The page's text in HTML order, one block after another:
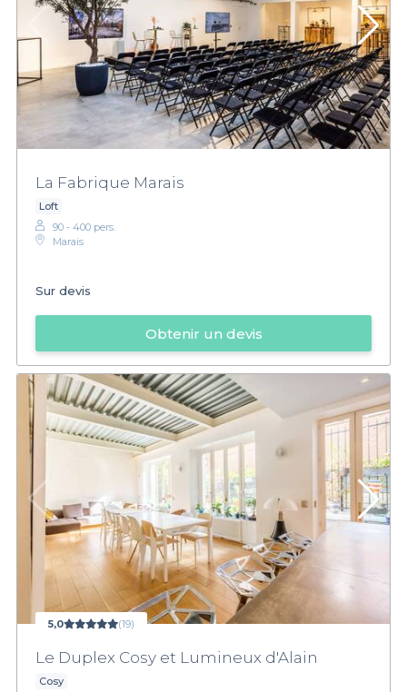
La Fabrique Marais
Loft
90 - 400 pers.
Marais
Sur devis
Obtenir un devis
5,0 (19)
Le Duplex Cosy et Lumineux d'Alain
Cosy